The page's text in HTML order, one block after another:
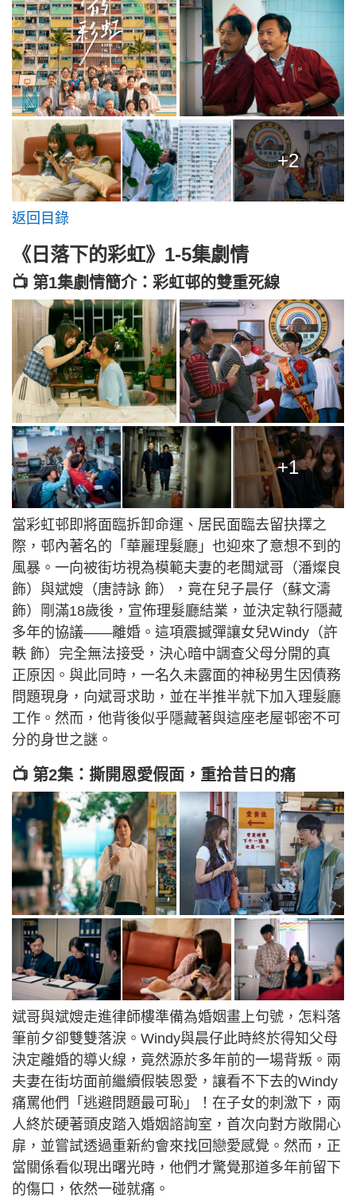
+2
返回目錄
《日落下的彩虹》1-5集劇情
📺 第1集劇情簡介：彩虹邨的雙重死線
+1
當彩虹邨即將面臨拆卸命運、居民面臨去留抉擇之
際，邨內著名的「華麗理髮廳」也迎來了意想不到的
風暴。一向被街坊視為模範夫妻的老闆斌哥（潘燦良
飾）與斌嫂（唐詩詠 飾），竟在兒子晨仔（蘇文濤
飾）剛滿18歲後，宣佈理髮廳結業，並決定執行隱藏
多年的協議——離婚。這項震撼彈讓女兒Windy（許
軼 飾）完全無法接受，決心暗中調查父母分開的真
正原因。與此同時，一名久未露面的神秘男生因債務
問題現身，向斌哥求助，並在半推半就下加入理髮廳
工作。然而，他背後似乎隱藏著與這座老屋邨密不可
分的身世之謎。
📺 第2集：撕開恩愛假面，重拾昔日的痛
斌哥與斌嫂走進律師樓準備為婚姻畫上句號，怎料落
筆前夕卻雙雙落淚。Windy與晨仔此時終於得知父母
決定離婚的導火線，竟然源於多年前的一場背叛。兩
夫妻在街坊面前繼續假裝恩愛，讓看不下去的Windy
痛罵他們「逃避問題最可恥」！在子女的刺激下，兩
人終於硬著頭皮踏入婚姻諮詢室，首次向對方敞開心
扉，並嘗試透過重新約會來找回戀愛感覺。然而，正
當關係看似現出曙光時，他們才驚覺那道多年前留下
的傷口，依然一碰就痛。